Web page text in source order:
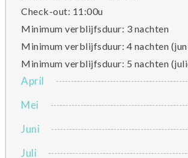
Check-out: 11:00u
Minimum verblijfsduur: 3 nachten
Minimum verblijfsduur: 4 nachten
Minimum verblijfsduur: 5 nachten
April
Mei
Juni
Juli